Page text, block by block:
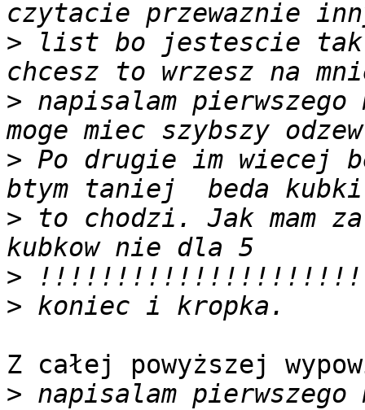
> list bo jestescie tak
> napisalam
> Po drugie im wiecej
> to chodzi. Jak mam
>
>
Z całej powyższej
> napisalam